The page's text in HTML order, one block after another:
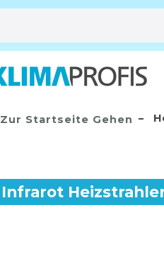
Zur Startseite Gehen
Infrarot